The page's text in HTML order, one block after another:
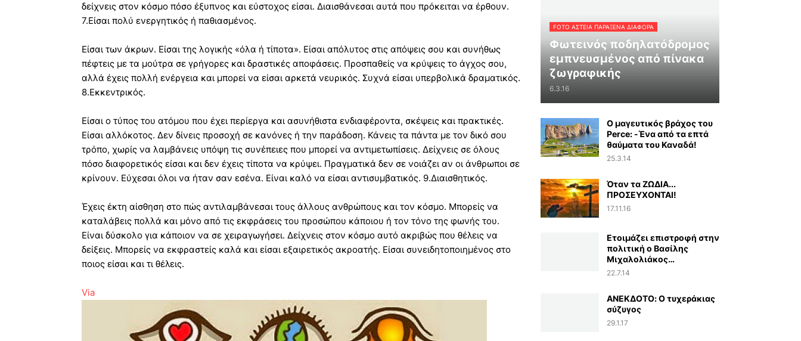
δείχνεις στον κόσμο πόσο έξυπνος και εύστοχος είσαι. Διαισθάνεσαι αυτά που πρόκειται να έρθουν.
7.Είσαι πολύ ενεργητικός ή παθιασμένος.
Είσαι των άκρων. Είσαι της λογικής «όλα ή τίποτα». Είσαι απόλυτος στις απόψεις σου και συνήθως
πέφτεις με τα μούτρα σε γρήγορες και δραστικές αποφάσεις. Προσπαθείς να κρύψεις το άγχος σου,
αλλά έχεις πολλή ενέργεια και μπορεί να είσαι αρκετά νευρικός. Συχνά είσαι υπερβολικά δραματικός.
8.Εκκεντρικός.
Είσαι ο τύπος του ατόμου που έχει περίεργα και ασυνήθιστα ενδιαφέροντα, σκέψεις και πρακτικές.
Είσαι αλλόκοτος. Δεν δίνεις προσοχή σε κανόνες ή την παράδοση. Κάνεις τα πάντα με τον δικό σου
τρόπο, χωρίς να λαμβάνεις υπόψη τις συνέπειες που μπορεί να αντιμετωπίσεις. Δείχνεις σε όλους
πόσο διαφορετικός είσαι και δεν έχεις τίποτα να κρύψει. Πραγματικά δεν σε νοιάζει αν οι άνθρωποι σε
κρίνουν. Εύχεσαι όλοι να ήταν σαν εσένα. Είναι καλό να είσαι αντισυμβατικός. 9.Διαισθητικός.
Έχεις έκτη αίσθηση στο πώς αντιλαμβάνεσαι τους άλλους ανθρώπους και τον κόσμο. Μπορείς να
καταλάβεις πολλά και μόνο από τις εκφράσεις του προσώπου κάποιου ή τον τόνο της φωνής του.
Είναι δύσκολο για κάποιον να σε χειραγωγήσει. Δείχνεις στον κόσμο αυτό ακριβώς που θέλεις να
δείξεις. Μπορείς να εκφραστείς καλά και είσαι εξαιρετικός ακροατής. Είσαι συνειδητοποιημένος στο
ποιος είσαι και τι θέλεις.
Via
FOTO ΑΣΤΕΙΑ ΠΑΡΑΞΕΝΑ ΔΙΑΦΟΡΑ
Φωτεινός ποδηλατόδρομος
εμπνευσμένος από πίνακα
ζωγραφικής
6.3.16
Ο μαγευτικός βράχος του
Perce: -Ένα από τα επτά
θαύματα του Καναδά!
25.3.14
Όταν τα ΖΩΔΙΑ...
ΠΡΟΣΕΥΧΟΝΤΑΙ!
17.11.16
Ετοιμάζει επιστροφή στην
πολιτική ο Βασίλης
Μιχαλολιάκος…
22.7.14
ΑΝΕΚΔΟΤΟ: Ο τυχεράκιας
σύζυγος
29.1.17